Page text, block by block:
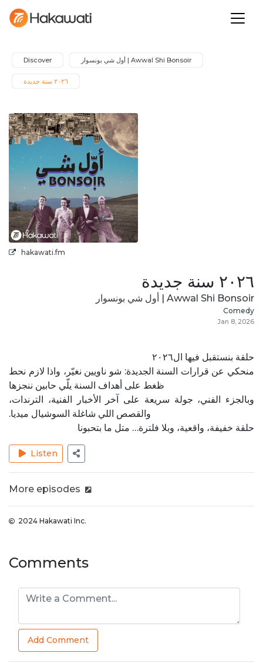
Discover Awwal Shi Bonsoir | أول شي بونسوار
٢٠٢٦ سنة جديدة
hakawati.fm
٢٠٢٦ سنة جديدة
Awwal Shi Bonsoir | أول شي بونسوار
Comedy
Jan 8, 2026
حلقة بنستقبل فيها ال٢٠٢٦
منحكي عن قرارات السنة الجديدة: شو ناويين نغيّر، واذا لازم نحط
ظغط على أهداف السنة يلّي حابين ننجزها
وبالجزء الفني، جولة سريعة على آخر الأخبار الفنية، الترندات،
والقصص اللي شاغلة السوشيال ميديا.
حلقة خفيفة، واقعية، وبلا فلترة… متل ما بتحبونا
Listen
More episodes
2024 Hakawati Inc.
Comments
Add Comment